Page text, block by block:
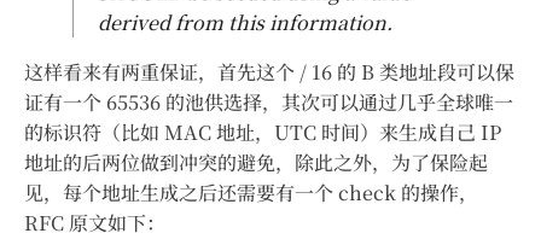
derived from this information.
这样看来有两重保证，首先这个 / 16 的 B 类地址段可以保
证有一个 65536 的池供选择，其次可以通过几乎全球唯一
的标识符（比如 MAC 地址，UTC 时间）来生成自己 IP
地址的后两位做到冲突的避免，除此之外，为了保险起
见，每个地址生成之后还需要有一个 check 的操作，
RFC 原文如下：